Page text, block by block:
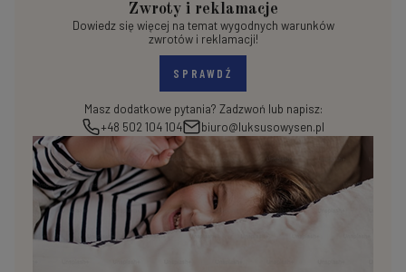
Zwroty i reklamacje
Dowiedz się więcej na temat wygodnych warunków
zwrotów i reklamacji!
SPRAWDŹ
Masz dodatkowe pytania? Zadzwoń lub napisz:
+48 502 104 104
biuro@luksusowysen.pl